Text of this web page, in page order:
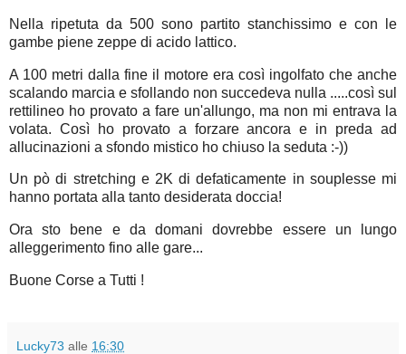
Nella ripetuta da 500 sono partito stanchissimo e con le
gambe piene zeppe di acido lattico.
A 100 metri dalla fine il motore era così ingolfato che anche
scalando marcia e sfollando non succedeva nulla .....così sul
rettilineo ho provato a fare un'allungo, ma non mi entrava la
volata. Così ho provato a forzare ancora e in preda ad
allucinazioni a sfondo mistico ho chiuso la seduta :-))
Un pò di stretching e 2K di defaticamente in souplesse mi
hanno portata alla tanto desiderata doccia!
Ora sto bene e da domani dovrebbe essere un lungo
alleggerimento fino alle gare...
Buone Corse a Tutti !
Lucky73 alle 16:30